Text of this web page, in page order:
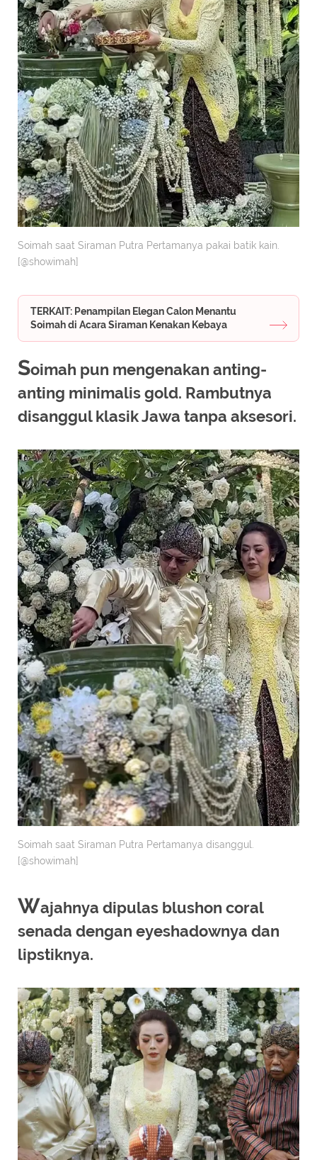
Soimah saat Siraman Putra Pertamanya pakai batik kain.
[@showimah]
TERKAIT: Penampilan Elegan Calon Menantu
Soimah di Acara Siraman Kenakan Kebaya
Soimah pun mengenakan anting-
anting minimalis gold. Rambutnya
disanggul klasik Jawa tanpa aksesori.
Soimah saat Siraman Putra Pertamanya disanggul.
[@showimah]
Wajahnya dipulas blushon coral
senada dengan eyeshadownya dan
lipstiknya.